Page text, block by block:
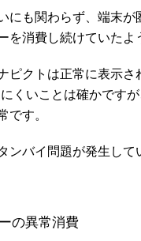
にも関わらず、端末が
を消費し続けていたよ
ピクトは正常に表示
くいことは確かです
です。
ンバイ問題が発生して
の異常消費